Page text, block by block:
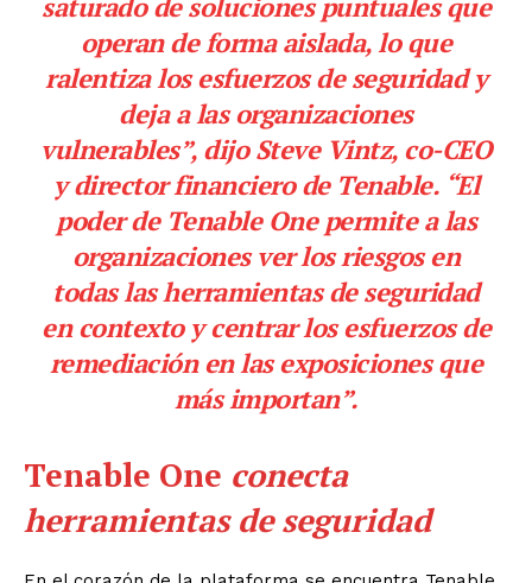
operan de forma aislada, lo que
ralentiza los esfuerzos de seguridad y
deja a las organizaciones
vulnerables”, dijo Steve Vintz, co-CEO
y director financiero de Tenable. “El
poder de Tenable One permite a las
organizaciones ver los riesgos en
todas las herramientas de seguridad
en contexto y centrar los esfuerzos de
remediación en las exposiciones que
más importan”.
Tenable One conecta
herramientas de seguridad